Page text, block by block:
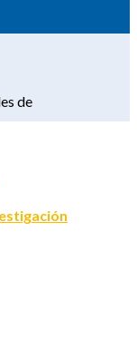
de